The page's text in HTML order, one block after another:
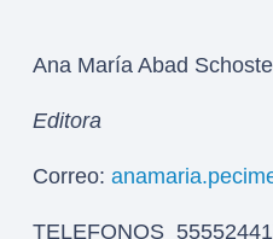
Ana María Abad
Editora
Correo:
TELEFONOS